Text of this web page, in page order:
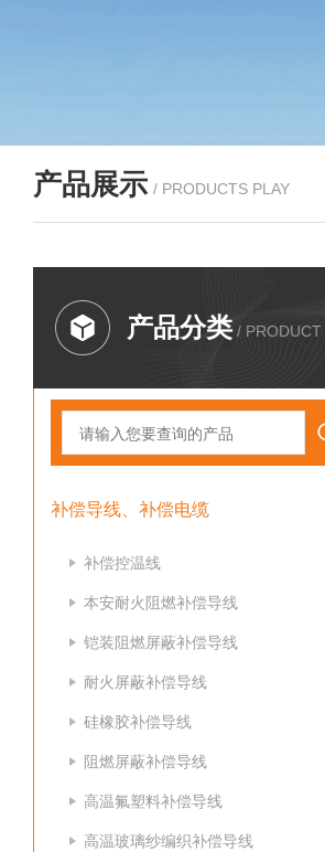
产品展示 / PRODUCTS PLAY
产品分类 / PRODUCT
补偿导线、补偿电缆
补偿控温线
本安耐火阻燃补偿导线
铠装阻燃屏蔽补偿导线
耐火屏蔽补偿导线
硅橡胶补偿导线
阻燃屏蔽补偿导线
高温氟塑料补偿导线
高温玻璃纱编织补偿导线